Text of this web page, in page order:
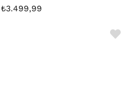
₺3.499,99